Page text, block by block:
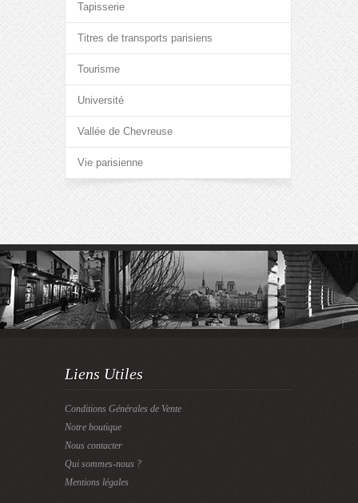
Tapisserie
Titres de transports parisiens
Tourisme
Université
Vallée de Chevreuse
Vie parisienne
Liens Utiles
Conditions Générales de Vente
Notre boutique
Nous contacter
Qui sommes-nous ?
Mentions légales